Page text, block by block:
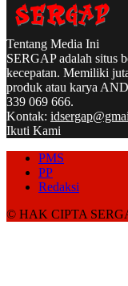
Tentang Media Ini
SERGAP adalah situs
kecepatan. Memiliki
produk atau karya
339 069 666.
Kontak:
Ikuti Kami
PMS
PP
Redaksi
© HAK CIPTA